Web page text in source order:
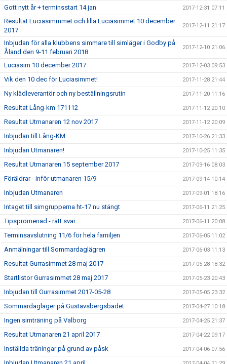
Gott nytt år + terminsstart 14 jan 2017-12-31 07:11
Resultat Luciasimmmet och lilla Luciasimmet 10 december
2017
2017-12-11 21:17
Inbjudan för alla klubbens simmare till simläger i Godby på
Åland den 9-11 februari 2018
2017-12-10 21:06
Luciasim 10 december 2017 2017-12-03 09:53
Vik den 10 dec för Luciasimmet! 2017-11-28 21:44
Ny klädleverantör och ny beställningsrutin 2017-11-20 11:16
Resultat Lång-km 171112 2017-11-12 20:10
Resultat Utmanaren 12 nov 2017 2017-11-12 20:09
Inbjudan till Lång-KM 2017-10-26 21:33
Inbjudan Utmanaren! 2017-10-25 11:35
Resultat Utmanaren 15 september 2017 2017-09-16 08:03
Föräldrar - inför utmanaren 15/9 2017-09-14 10:14
Inbjudan Utmanaren 2017-09-01 18:16
Intaget till simgrupperna ht-17 nu stängt 2017-06-11 21:25
Tipspromenad - rätt svar 2017-06-11 20:08
Terminsavslutning 11/6 för hela familjen 2017-06-05 11:02
Anmälningar till Sommardaglägren 2017-06-03 11:13
Resultat Gurrasimmet 28 maj 2017 2017-05-28 18:32
Startlistor Gurrasimmet 28 maj 2017 2017-05-23 20:43
Inbjudan till Gurrasimmet 2017-05-28 2017-05-05 23:32
Sommardagläger på Gustavsbergsbadet 2017-04-27 10:18
Ingen simträning på Valborg 2017-04-25 21:37
Resultat Utmanaren 21 april 2017 2017-04-22 09:17
Inställda träningar på grund av påsk 2017-04-06 07:56